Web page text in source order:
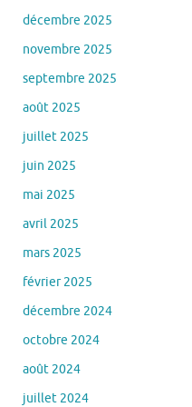
décembre 2025
novembre 2025
septembre 2025
août 2025
juillet 2025
juin 2025
mai 2025
avril 2025
mars 2025
février 2025
décembre 2024
octobre 2024
août 2024
juillet 2024